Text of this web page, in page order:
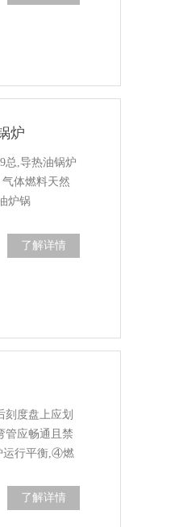
炉
总,导热油锅炉
体燃料天然
炉锅
了解详情
度盘上应划
管应畅通且禁
运行平衡,④燃
了解详情